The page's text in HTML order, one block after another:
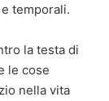
temporali.
la testa di
le cose
nella vita